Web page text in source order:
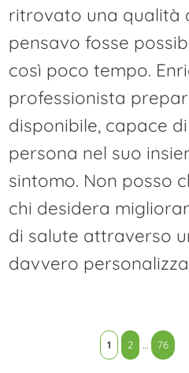
ritrovato una qualità
pensavo fosse
così poco tempo.
professionista
disponibile, capace
persona nel suo
sintomo. Non posso
chi desidera
di salute attraverso
davvero
Paginazione
1 2 … 76